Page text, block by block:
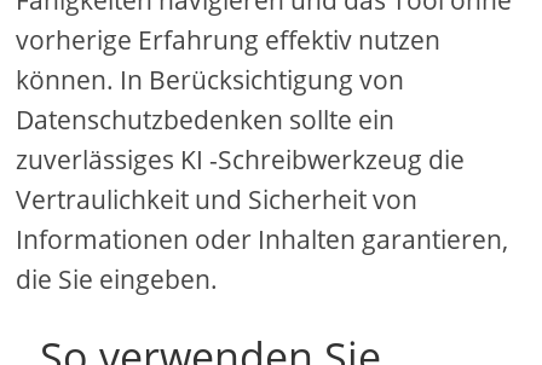
vorherige Erfahrung effektiv nutzen
können. In Berücksichtigung von
Datenschutzbedenken sollte ein
zuverlässiges KI -Schreibwerkzeug die
Vertraulichkeit und Sicherheit von
Informationen oder Inhalten garantieren,
die Sie eingeben.